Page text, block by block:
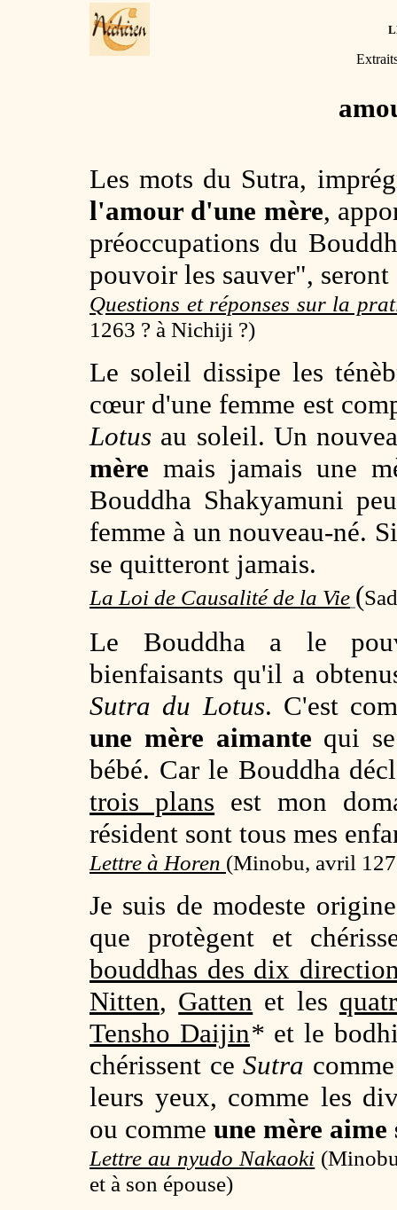
Les mots du Sutra,
l'amour d'une mère,
préoccupations du
pouvoir les sauver",
Questions et réponses sur la
1263 ? à Nichiji ?)
Le soleil dissipe les
cœur d'une femme est
Lotus au soleil. Un
mère mais jamais une
Bouddha Shakyamuni
femme à un nouveau-né.
se quitteront jamais.
La Loi de Causalité de la Vie (
Le Bouddha a le
bienfaisants qu'il a
Sutra du Lotus. C'est
une mère aimante qui
bébé. Car le Bouddha
trois plans est mon
résident sont tous mes
Lettre à Horen (Minobu, avril
Je suis de modeste
que protègent et
bouddhas des dix
Nitten, Gatten et les
Tensho Daijin* et le
chérissent ceSutra
leurs yeux, comme les
ou comme une mère aime
Lettre au nyudo Nakaoki
et à son épouse)